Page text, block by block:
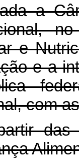
a
e
e a
com
das